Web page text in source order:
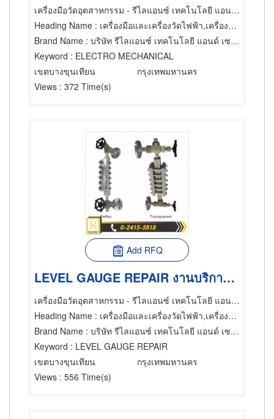
เครื่องมือวัดอุตสาหกรรม - รีไลแอนซ์ เทคโนโลยี แอนด์ เซอร์วิส
Heading Name : เครื่องมือและเครื่องวัดไฟฟ้า,เครื่องควบคุมแรงดันและระบบจ่ายกระแสไฟฟ้าต่อเนื่อง,ผู้ขายเครื่องมือและอุปกรณ์อิเล็กทรอนิกส์
Brand Name : บริษัท รีไลแอนซ์ เทคโนโลยี แอนด์ เซอร์วิส จำกัด
Keyword : ELECTRO MECHANICAL
เขตบางขุนเทียน
กรุงเทพมหานคร
Views : 372 Time(s)
Add RFQ
LEVEL GAUGE REPAIR งานบริการตรวจเช็ค-ซ่อม เครื่องมือวัดระดับ
เครื่องมือวัดอุตสาหกรรม - รีไลแอนซ์ เทคโนโลยี แอนด์ เซอร์วิส
Heading Name : เครื่องมือและเครื่องวัดไฟฟ้า,เครื่องควบคุมแรงดันและระบบจ่ายกระแสไฟฟ้าต่อเนื่อง,ผู้ขายเครื่องมือและอุปกรณ์อิเล็กทรอนิกส์
Brand Name : บริษัท รีไลแอนซ์ เทคโนโลยี แอนด์ เซอร์วิส จำกัด
Keyword : LEVEL GAUGE REPAIR
เขตบางขุนเทียน
กรุงเทพมหานคร
Views : 556 Time(s)